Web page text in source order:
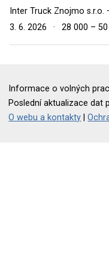
Inter Truck Znojmo s.r.o.
3. 6. 2026
· 28 000 –
Informace o volných
Poslední aktualizace dat
O webu a kontakty |